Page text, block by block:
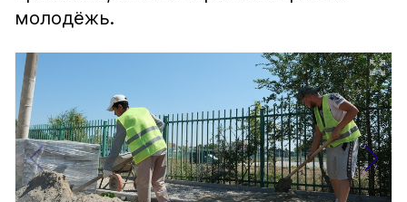
молодёжь.